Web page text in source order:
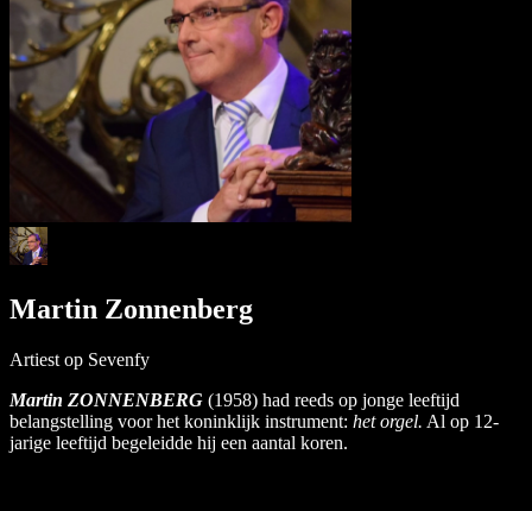
Martin Zonnenberg
Artiest op Sevenfy
Martin ZONNENBERG (1958) had reeds op jonge leeftijd
belangstelling voor het koninklijk instrument: het orgel. Al op 12-
jarige leeftijd begeleidde hij een aantal koren.